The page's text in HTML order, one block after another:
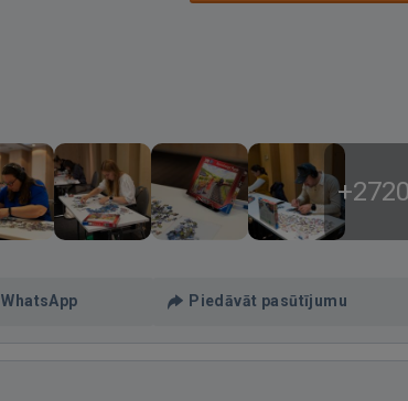
WhatsApp Piedāvāt pasūtījumu